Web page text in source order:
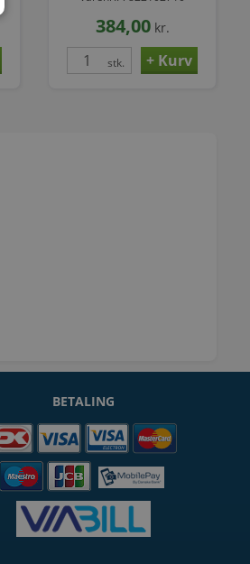
fejlstrømsafbryder
384,00 kr.
stk.
BETALING